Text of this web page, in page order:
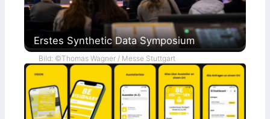
Erstes Synthetic Data Symposium
Bild: ©Thomas Wagner / Messe Stuttgart